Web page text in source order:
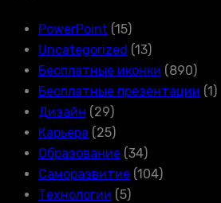
PowerPoint (15)
Uncategorized (13)
Бесплатные иконки (890)
Бесплатные презентации (1)
Дизайн (29)
Карьера (25)
Образование (34)
Саморазвитие (104)
Технологии (5)